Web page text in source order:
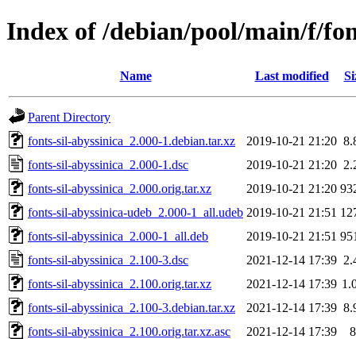
Index of /debian/pool/main/f/
Name Last modified
Parent Directory
fonts-sil-abyssinica_2.000-1.debian.tar.xz
2019-10-21 21:20
fonts-sil-abyssinica_2.000-1.dsc
2019-10-21 21:20
fonts-sil-abyssinica_2.000.orig.tar.xz
2019-10-21 21:20
fonts-sil-abyssinica-udeb_2.000-1_all.udeb 2019-10-21 21:51
fonts-sil-abyssinica_2.000-1_all.deb
2019-10-21 21:51
fonts-sil-abyssinica_2.100-3.dsc
2021-12-14 17:39
fonts-sil-abyssinica_2.100.orig.tar.xz
2021-12-14 17:39
fonts-sil-abyssinica_2.100-3.debian.tar.xz
2021-12-14 17:39
fonts-sil-abyssinica_2.100.orig.tar.xz.asc
2021-12-14 17:39